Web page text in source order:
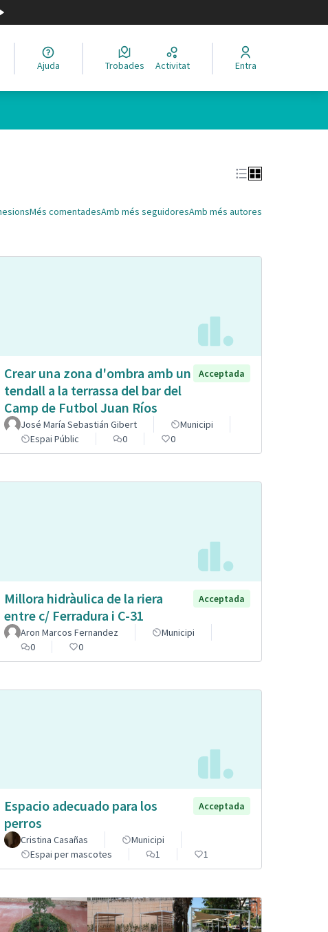
Elegir el idioma
Ajuda Trobades Activitat Entra
Més comentadesAmb més seguidoresAmb més autores
Crear una zona d'ombra amb un
tendall a la terrassa del bar del
Camp de Futbol Juan Ríos
Acceptada
José María Sebastián Gibert
Municipi
Espai Públic
0 0
Millora hidràulica de la riera
entre c/ Ferradura i C-31
Acceptada
Aron Marcos Fernandez
Municipi
0
0
Espacio adecuado para los
perros
Acceptada
Cristina Casañas
Municipi
Espai per mascotes
1 1